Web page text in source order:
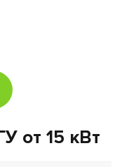
от 15 кВт